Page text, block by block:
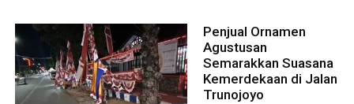
Penjual Ornamen
Agustusan
Semarakkan Suasana
Kemerdekaan di Jalan
Trunojoyo